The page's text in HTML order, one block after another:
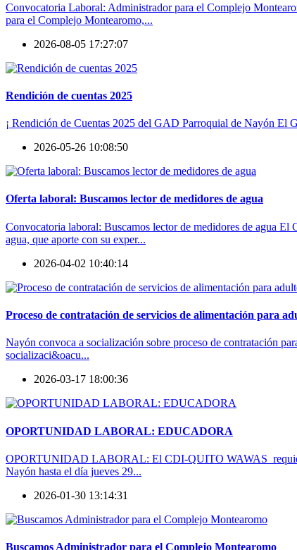
Convocatoria Laboral: Administrador para el Complejo
para el Complejo Montearomo,...
2026-08-05 17:27:07
Rendición de cuentas 2025
¡ Rendición de Cuentas 2025 del GAD Parroquial de Nayón El
2026-05-26 10:08:50
Oferta laboral: Buscamos lector de medidores de agua
Convocatoria laboral: Buscamos lector de medidores de agua
agua, que aporte con su exper...
2026-04-02 10:40:14
Proceso de contratación de servicios de alimentación para
Nayón convoca a socialización sobre proceso de contratación
socializaci&oacu...
2026-03-17 18:00:36
OPORTUNIDAD LABORAL: EDUCADORA
OPORTUNIDAD LABORAL: El CDI-QUITO WAWAS requiere
Nayón hasta el día jueves 29...
2026-01-30 13:14:31
Buscamos Administrador para el Complejo Montearomo